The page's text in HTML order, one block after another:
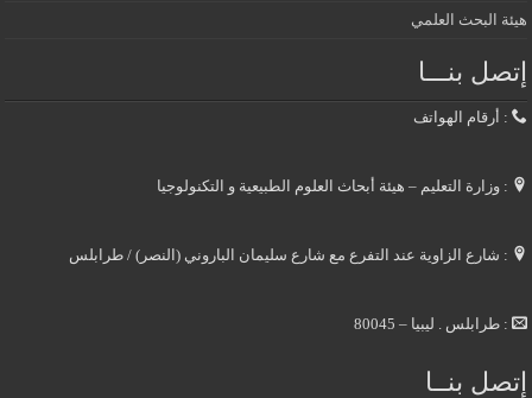
هيئة البحث العلمي
إتصل بنـــا
: أرقام الهواتف
: وزارة التعليم – هيئة أبحاث العلوم الطبيعية و التكنولوجيا
: شارع الزاوية عند التفرع مع شارع سليمان الباروني (النصر) / طرابلس
: طرابلس . ليبيا – 80045
إتصل بنــا